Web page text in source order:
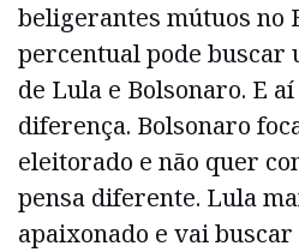
beligerantes mútuos no
percentual pode buscar
de Lula e Bolsonaro. E
diferença. Bolsonaro
eleitorado e não quer
pensa diferente. Lula
apaixonado e vai